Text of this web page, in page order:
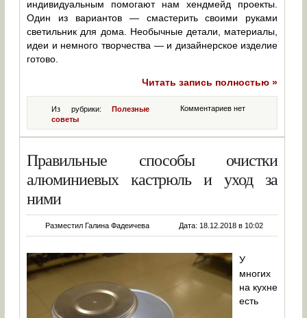
индивидуальным помогают нам хендмейд проекты.
Один из вариантов — смастерить своими руками
светильник для дома. Необычные детали, материалы,
идеи и немного творчества — и дизайнерское изделие
готово.
Читать запись полностью »
Комментариев нет
Из рубрики:Полезные
советы
Правильные способы очистки
алюминиевых кастрюль и уход за
ними
Разместил Галина Фадеичева Дата: 18.12.2018 в 10:02
У
многих
на кухне
есть